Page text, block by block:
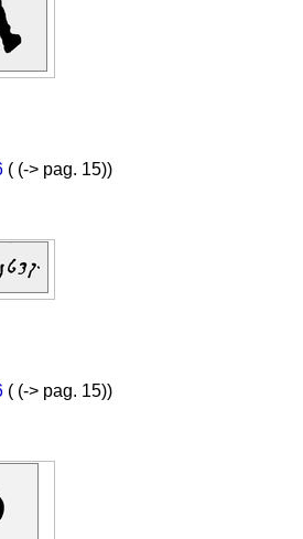
( (-> pag. 15))
( (-> pag. 15))